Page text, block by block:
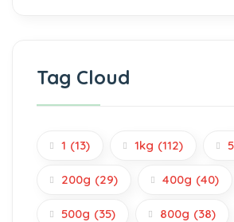
Tag Cloud
1 (13) 1kg (112)
200g (29) 400g (40)
500g (35) 800g (38)